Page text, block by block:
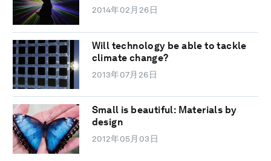
2014年02月26日
Will technology be able to tackle
climate change?
2013年07月26日
Small is beautiful: Materials by
design
2012年05月03日